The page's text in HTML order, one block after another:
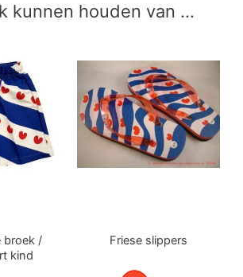
kunnen houden van …
broek /
kind
Friese slippers